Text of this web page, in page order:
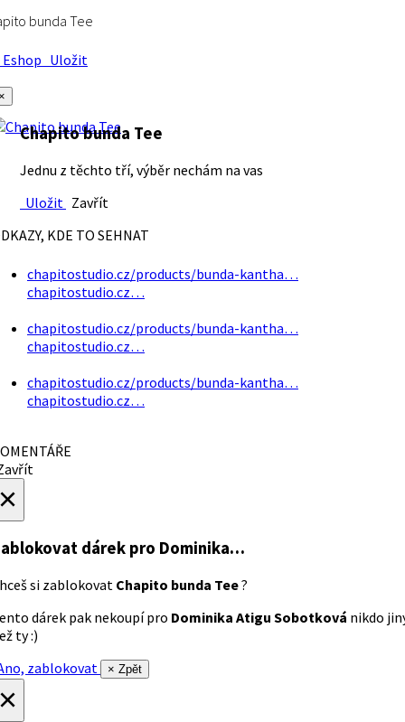
bunda Tee
Uložit
Chapito bunda Tee
Jednu z těchto tří, výběr nechám na vas
Uložit Zavřít
KDE TO SEHNAT
chapitostudio.cz/products/bunda-kantha…
chapitostudio.cz…
chapitostudio.cz/products/bunda-kantha…
chapitostudio.cz…
chapitostudio.cz/products/bunda-kantha…
chapitostudio.cz…
dárek pro Dominika…
si zablokovat Chapito bunda Tee?
dárek pak nekoupí pro Dominika Atigu Sobotková nikdo
ty :)
zablokovat
× Zpět